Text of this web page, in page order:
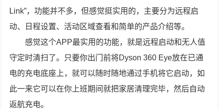
Link”，功能并不多，但感觉挺实用的，主要分为远程启
动、日程设置、活动区域查看和简单的产品介绍等。
感觉这个APP最实用的功能，就是远程启动和无人值
守定时清扫了。只要你出门前将Dyson 360 Eye放在已通
电的充电底座上，就可以随时随地通过手机将它启动，如
此一来它可以在你上班期间就把家居清理完毕，然后自动
返航充电。